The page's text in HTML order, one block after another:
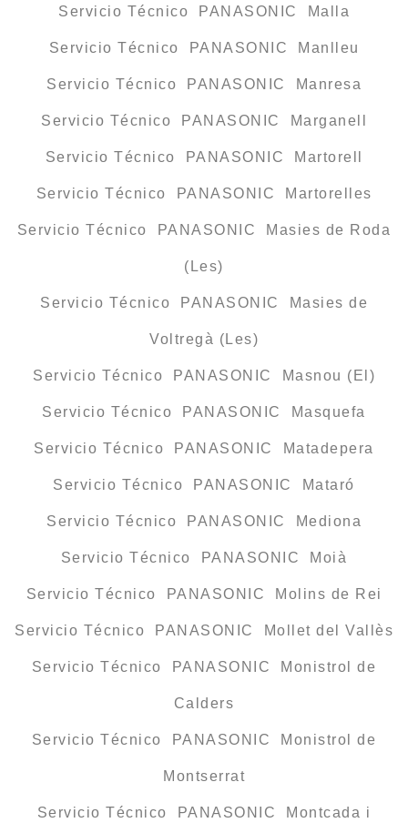
Servicio Técnico PANASONIC Malla
Servicio Técnico PANASONIC Manlleu
Servicio Técnico PANASONIC Manresa
Servicio Técnico PANASONIC Marganell
Servicio Técnico PANASONIC Martorell
Servicio Técnico PANASONIC Martorelles
Servicio Técnico PANASONIC Masies de Roda
(Les)
Servicio Técnico PANASONIC Masies de
Voltregà (Les)
Servicio Técnico PANASONIC Masnou (El)
Servicio Técnico PANASONIC Masquefa
Servicio Técnico PANASONIC Matadepera
Servicio Técnico PANASONIC Mataró
Servicio Técnico PANASONIC Mediona
Servicio Técnico PANASONIC Moià
Servicio Técnico PANASONIC Molins de Rei
Servicio Técnico PANASONIC Mollet del Vallès
Servicio Técnico PANASONIC Monistrol de
Calders
Servicio Técnico PANASONIC Monistrol de
Montserrat
Servicio Técnico PANASONIC Montcada i